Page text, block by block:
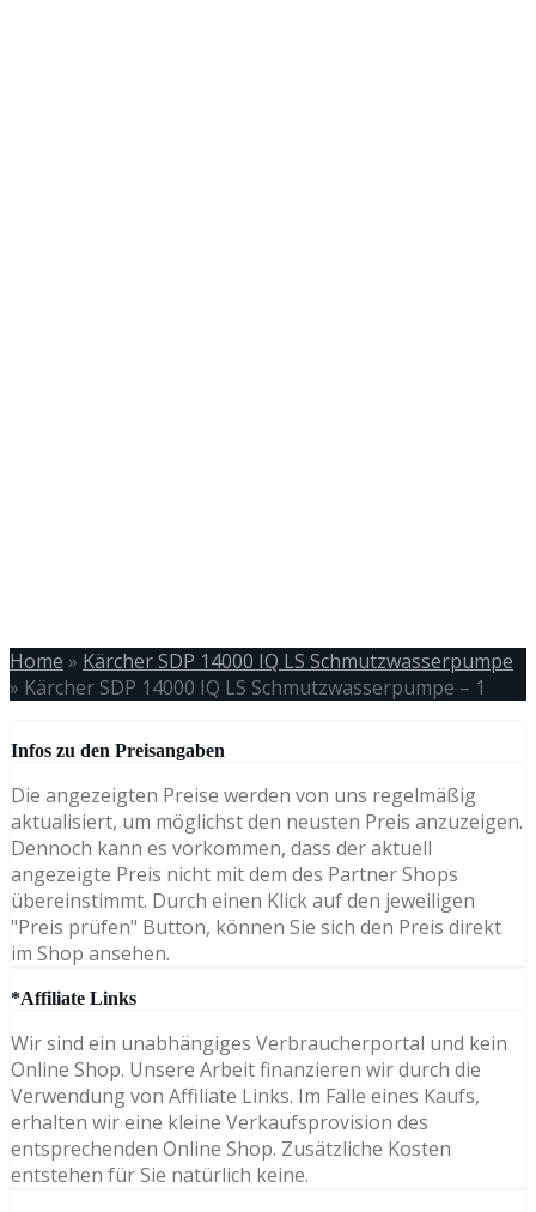
Home » Kärcher SDP 14000 IQ LS Schmutzwasserpumpe
» Kärcher SDP 14000 IQ LS Schmutzwasserpumpe – 1
Infos zu den Preisangaben
Die angezeigten Preise werden von uns regelmäßig
aktualisiert, um möglichst den neusten Preis anzuzeigen.
Dennoch kann es vorkommen, dass der aktuell
angezeigte Preis nicht mit dem des Partner Shops
übereinstimmt. Durch einen Klick auf den jeweiligen
"Preis prüfen" Button, können Sie sich den Preis direkt
im Shop ansehen.
*Affiliate Links
Wir sind ein unabhängiges Verbraucherportal und kein
Online Shop. Unsere Arbeit finanzieren wir durch die
Verwendung von Affiliate Links. Im Falle eines Kaufs,
erhalten wir eine kleine Verkaufsprovision des
entsprechenden Online Shop. Zusätzliche Kosten
entstehen für Sie natürlich keine.